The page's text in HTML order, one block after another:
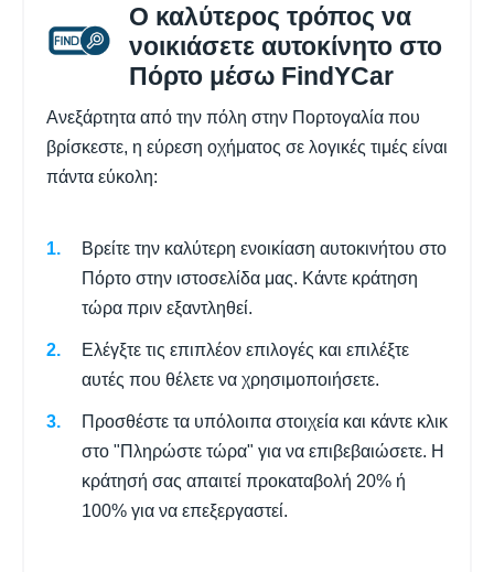
Ο καλύτερος τρόπος να
νοικιάσετε αυτοκίνητο στο
Πόρτο μέσω FindYCar
Ανεξάρτητα από την πόλη στην Πορτογαλία που
βρίσκεστε, η εύρεση οχήματος σε λογικές τιμές είναι
πάντα εύκολη:
Βρείτε την καλύτερη ενοικίαση αυτοκινήτου στο
Πόρτο στην ιστοσελίδα μας. Κάντε κράτηση
τώρα πριν εξαντληθεί.
Ελέγξτε τις επιπλέον επιλογές και επιλέξτε
αυτές που θέλετε να χρησιμοποιήσετε.
Προσθέστε τα υπόλοιπα στοιχεία και κάντε κλικ
στο "Πληρώστε τώρα" για να επιβεβαιώσετε. Η
κράτησή σας απαιτεί προκαταβολή 20% ή
100% για να επεξεργαστεί.